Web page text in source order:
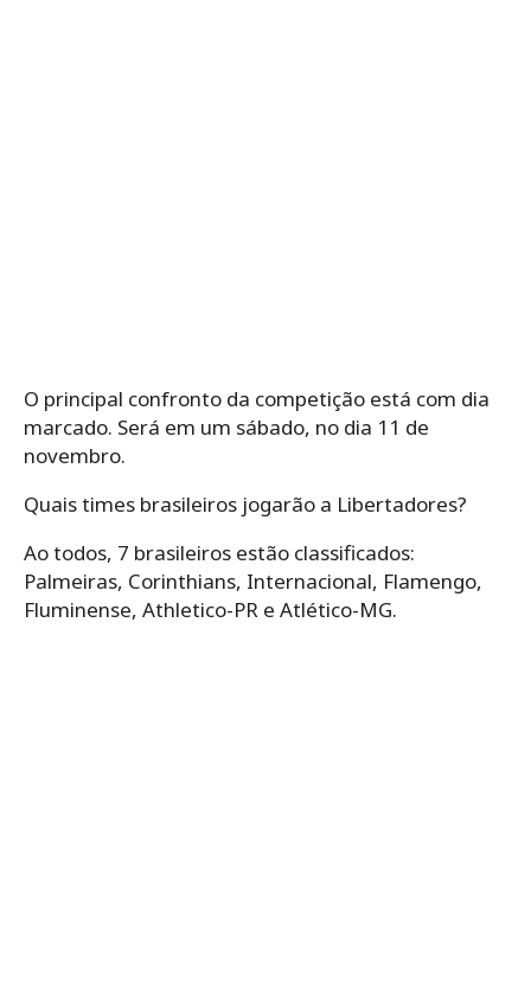
O principal confronto da competição está com dia
marcado. Será em um sábado, no dia 11 de
novembro.
Quais times brasileiros jogarão a Libertadores?
Ao todos, 7 brasileiros estão classificados:
Palmeiras, Corinthians, Internacional, Flamengo,
Fluminense, Athletico-PR e Atlético-MG.